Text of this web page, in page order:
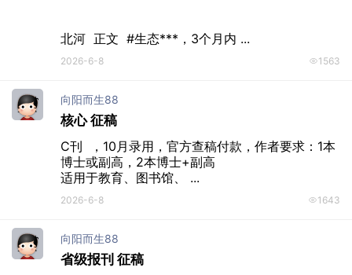
北河  正文  #生态***，3个月内 ...
2026-6-8 1563
向阳而生88
核心 征稿
C刊  ，10月录用，官方查稿付款，作者要求：1本
博士或副高，2本博士+副高
适用于教育、图书馆、 ...
2026-6-8 1643
向阳而生88
省级报刊 征稿